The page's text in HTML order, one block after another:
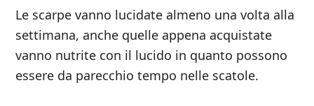
Le scarpe vanno lucidate almeno una volta alla
settimana, anche quelle appena acquistate
vanno nutrite con il lucido in quanto possono
essere da parecchio tempo nelle scatole.